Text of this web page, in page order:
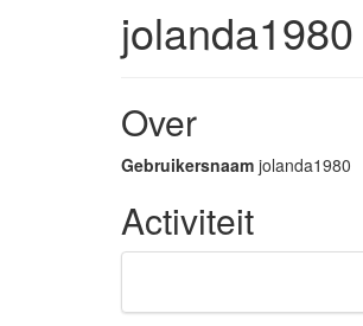
jolanda1980
Over
Gebruikersnaam jolanda1980
Activiteit